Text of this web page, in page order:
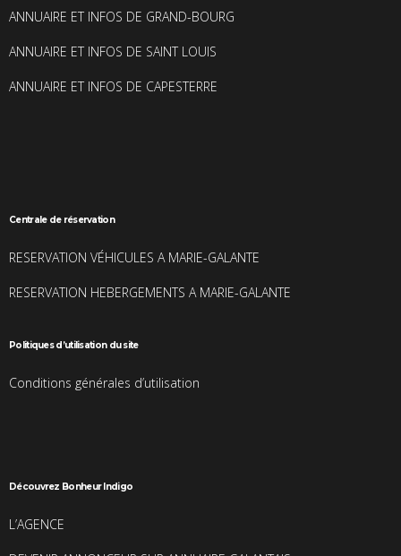
ANNUAIRE ET INFOS DE GRAND-BOURG
ANNUAIRE ET INFOS DE SAINT LOUIS
ANNUAIRE ET INFOS DE CAPESTERRE
Centrale de réservation
RESERVATION VÉHICULES A MARIE-GALANTE
RESERVATION HEBERGEMENTS A MARIE-GALANTE
Politiques d’utilisation du site
Conditions générales d’utilisation
Découvrez Bonheur Indigo
L’AGENCE